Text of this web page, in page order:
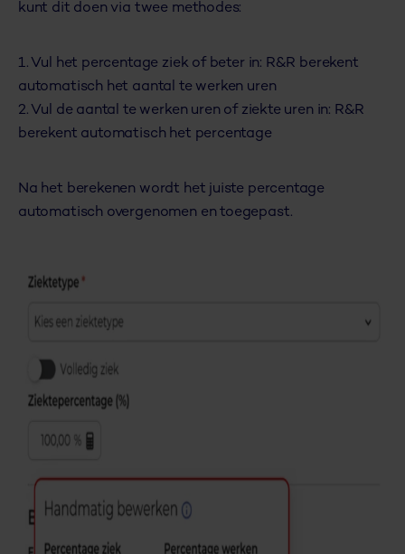
kunt dit doen via twee methodes:
1. Vul het percentage ziek of beter in: R&R berekent
automatisch het aantal te werken uren
2. Vul de aantal te werken uren of ziekte uren in: R&R
berekent automatisch het percentage
Na het berekenen wordt het juiste percentage
automatisch overgenomen en toegepast.